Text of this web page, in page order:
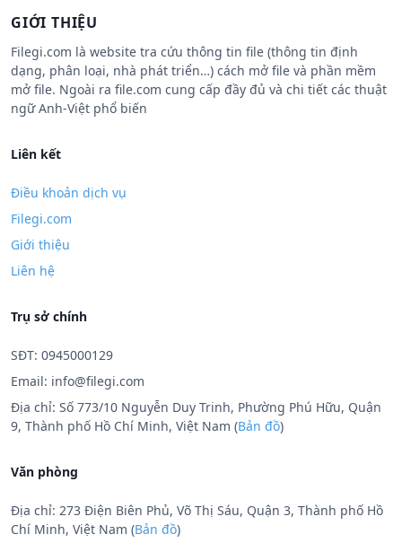
GIỚI THIỆU
Filegi.com là website tra cứu thông tin file (thông tin định
dạng, phân loại, nhà phát triển…) cách mở file và phần mềm
mở file. Ngoài ra file.com cung cấp đầy đủ và chi tiết các thuật
ngữ Anh-Việt phổ biến
Liên kết
Điều khoản dịch vụ
Filegi.com
Giới thiệu
Liên hệ
Trụ sở chính
SĐT: 0945000129
Email: info@filegi.com
Địa chỉ: Số 773/10 Nguyễn Duy Trinh, Phường Phú Hữu, Quận
9, Thành phố Hồ Chí Minh, Việt Nam (Bản đồ)
Văn phòng
Địa chỉ: 273 Điện Biên Phủ, Võ Thị Sáu, Quận 3, Thành phố Hồ
Chí Minh, Việt Nam (Bản đồ)